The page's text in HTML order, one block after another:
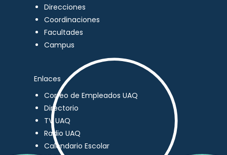
Direcciones
Coordinaciones
Facultades
Campus
Enlaces
Correo de Empleados UAQ
Directorio
TV UAQ
Radio UAQ
Calendario Escolar